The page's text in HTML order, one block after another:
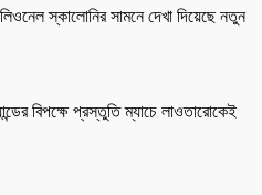
স্কালোনির সামনে দেখা দিয়েছে নতুন
বিপক্ষে প্রস্তুতি ম্যাচে লাওতারোকেই